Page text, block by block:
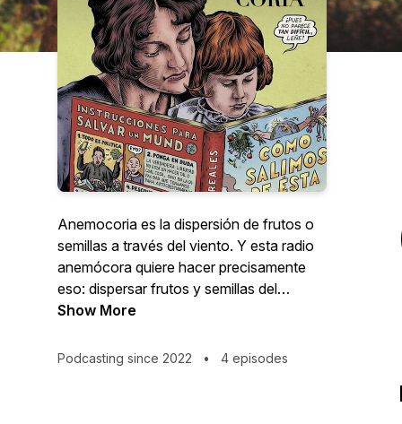
Anemocoria es la dispersión de frutos o
semillas a través del viento. Y esta radio
anemócora quiere hacer precisamente
eso: dispersar frutos y semillas del
pensamiento. Radio Anemocoria es un
académicxs o activistas que han escrito
Show More
Podcasting since 2022 • 4 episodes